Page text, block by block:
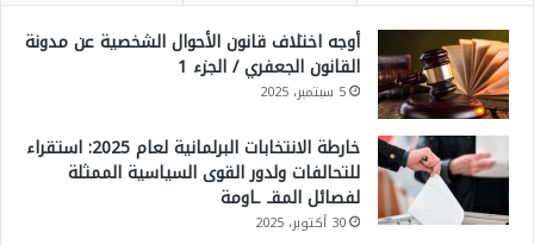
أوجه اختلاف قانون الأحوال الشخصية عن مدونة
القانون الجعفري / الجزء 1
5 سبتمبر، 2025
خارطة الانتخابات البرلمانية لعام 2025: استقراء
للتحالفات ولدور القوى السياسية الممثلة
لفصائل المقـ ـاومة
30 أكتوبر، 2025